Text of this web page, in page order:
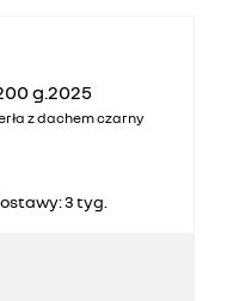
g.2025
z dachem czarny
3 tyg.